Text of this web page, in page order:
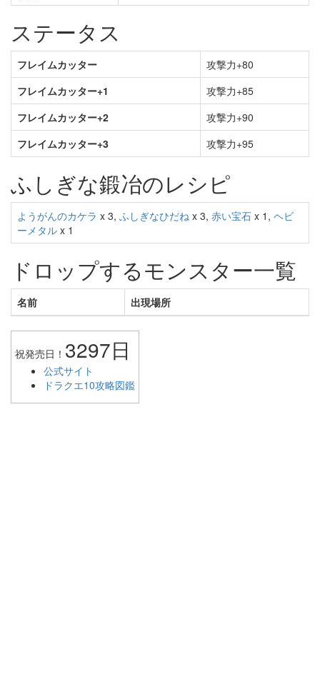
ステータス
フレイムカッター
攻撃力+80
フレイムカッター+1
攻撃力+85
フレイムカッター+2
攻撃力+90
フレイムカッター+3
攻撃力+95
ふしぎな鍛冶のレシピ
ようがんのカケラ x 3, ふしぎなひだね x 3, 赤い宝石 x 1, ヘビ
ーメタル x 1
ドロップするモンスター一覧
名前 出現場所
祝発売日！ 3297日
公式サイト
ドラクエ10攻略図鑑